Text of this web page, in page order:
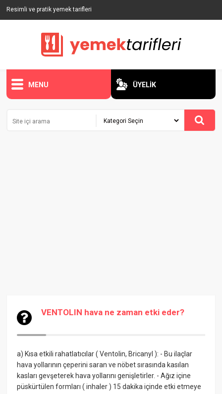
Resimli ve pratik yemek tarifleri
MENU ÜYELİK
VENTOLIN hava ne zaman etki eder?
a) Kısa etkili rahatlatıcılar ( Ventolin, Bricanyl ): - Bu ilaçlar
hava yollarının çeperini saran ve nöbet sırasında kasılan
kasları gevşeterek hava yollarını genişletirler. - Ağız içine
püskürtülen formları ( inhaler ) 15 dakika içinde etki etmeye